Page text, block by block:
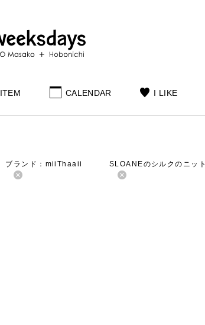
ITEM CALENDAR I LIKE
ブランド：miiThaaii SLOANEのシルクのニット